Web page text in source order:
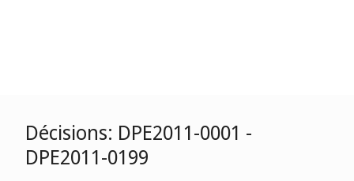
Décisions: DPE2011-0001 -
DPE2011-0199